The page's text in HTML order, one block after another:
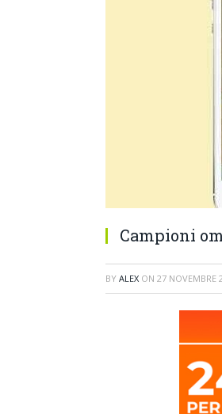
Campioni
BY ALEX ON 27 NOVEMBRE